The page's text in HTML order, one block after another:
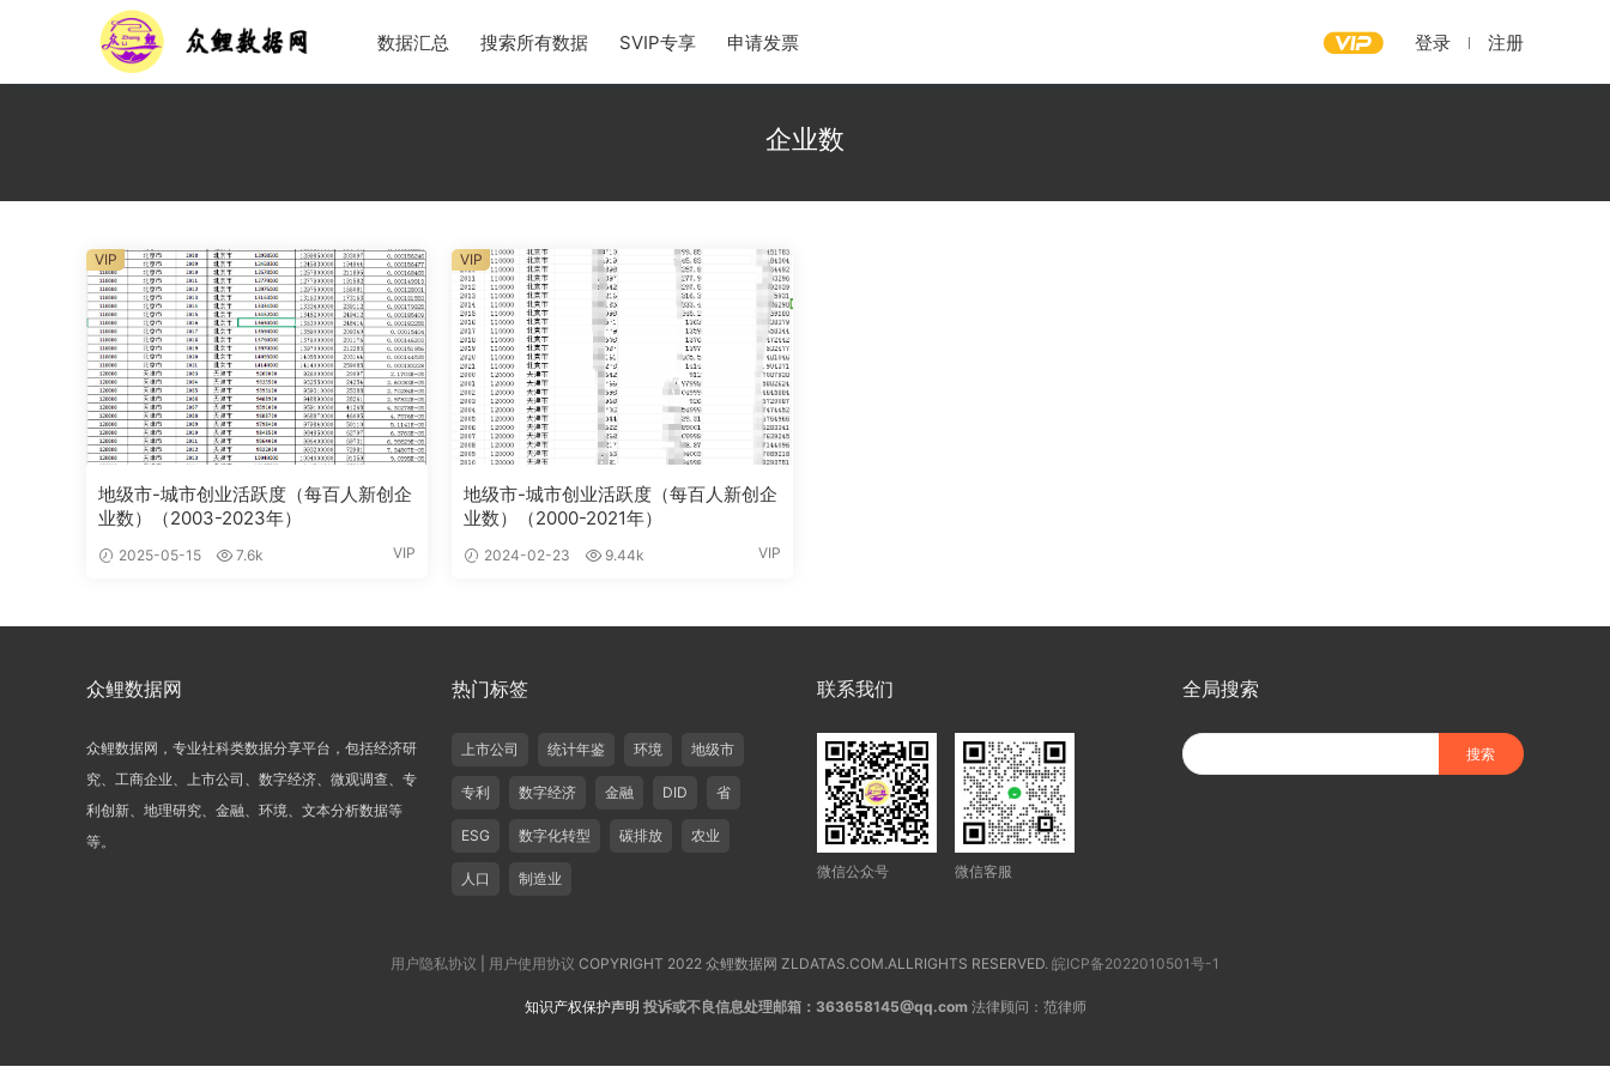
数据汇总 搜索所有数据 SVIP专享 申请发票 登录 注册
企业数
地级市-城市创业活跃度（每百人新创企
业数）（2003-2023年）
2025-05-15 7.6k VIP
VIP
地级市-城市创业活跃度（每百人新创企
业数）（2000-2021年）
2024-02-23 9.44k VIP
VIP
众鲤数据网
众鲤数据网，专业社科类数据分享平台，包括经济研
究、工商企业、上市公司、数字经济、微观调查、专
利创新、地理研究、金融、环境、文本分析数据等
等。
热门标签
上市公司 统计年鉴 环境 地级市
专利 数字经济 金融 DID 省
ESG 数字化转型 碳排放 农业
人口 制造业
联系我们
微信公众号 微信客服
全局搜索
用户隐私协议 用户使用协议 COPYRIGHT 2022 众鲤数据网 ZLDATAS.COM.ALLRIGHTS RESERVED. 皖ICP备2022010501号-1
知识产权保护声明 投诉或不良信息处理邮箱：363658145@qq.com 法律顾问：范律师